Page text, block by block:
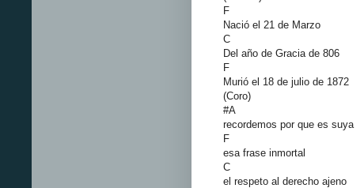
F
Nació el 21 de Marzo
C
Del año de Gracia de 806
F
Murió el 18 de julio de 1872
(Coro)
#A
recordemos por que es suya
F
esa frase inmortal
C
el respeto al derecho ajeno